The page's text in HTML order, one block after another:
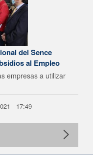
del Sence
al Empleo
empresas a utilizar
- 17:49